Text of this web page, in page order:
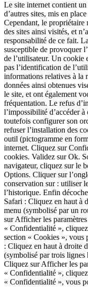
Le site internet contient
d’autres sites, mis en
Cependant, le propriétaire
des sites ainsi visités, et
responsabilité de ce fait.
susceptible de provoquer
de l’utilisateur. Un cookie
pas l’identification de
informations relatives à la
données ainsi obtenues
le site, et ont également
fréquentation. Le refus
l’impossibilité d’accéder
toutefois configurer son
refuser l’installation des
outil (pictogramme en
internet. Cliquez sur
cookies. Validez sur Ok.
navigateur, cliquez sur le
Options. Cliquer sur
conservation sur : utiliser
l’historique. Enfin
Safari : Cliquez en haut à
menu (symbolisé par un
sur Afficher les
« Confidentialité »,
section « Cookies », vous
: Cliquez en haut à droite
(symbolisé par trois lignes
Cliquez sur Afficher les
« Confidentialité »,
« Confidentialité », vous